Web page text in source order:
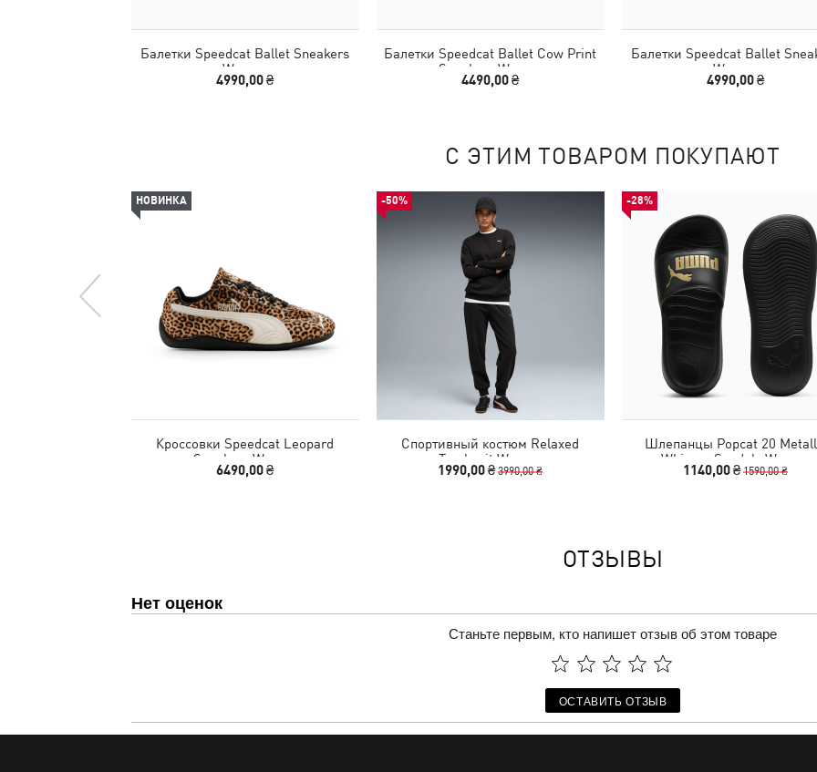
Балетки Speedcat Ballet Sneakers
Women
4990,00 ₴
Балетки Speedcat Ballet Cow Print
Sneakers Women
4490,00 ₴
Балетки Speedcat Ballet
Women
4990,00 ₴
С ЭТИМ ТОВАРОМ ПОКУПАЮТ
НОВИНКА
Кроссовки Speedcat Leopard
Sneakers Women
6490,00 ₴
-50%
Спортивный костюм Relaxed
Tracksuit Women
1990,00 ₴3990,00 ₴
-28%
Шлепанцы Popcat 20
Whisper Sandals Women
1140,00 ₴1590,00 ₴
ОТЗЫВЫ
Нет оценок
Станьте первым, кто напишет отзыв об этом товаре
ОСТАВИТЬ ОТЗЫВ